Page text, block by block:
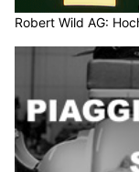
Robert Wild AG: